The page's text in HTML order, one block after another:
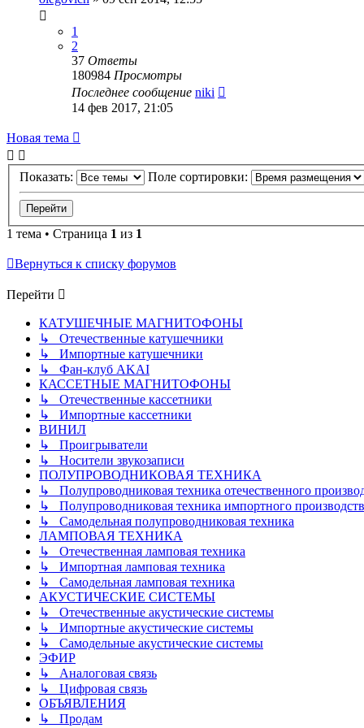
1
2
37 Ответы
180984 Просмотры
Последнее сообщение niki
14 фев 2017, 21:05
Новая тема
Показать: Поле сортировки:
1 тема • Страница 1 из 1
Вернуться к списку форумов
Перейти
КАТУШЕЧНЫЕ МАГНИТОФОНЫ
↳ Отечественные катушечники
↳ Импортные катушечники
↳ Фан-клуб AKAI
КАССЕТНЫЕ МАГНИТОФОНЫ
↳ Отечественные кассетники
↳ Импортные кассетники
ВИНИЛ
↳ Проигрыватели
↳ Носители звукозаписи
ПОЛУПРОВОДНИКОВАЯ ТЕХНИКА
↳ Полупроводниковая техника отечественного
↳ Полупроводниковая техника импортного
↳ Самодельная полупроводниковая техника
ЛАМПОВАЯ ТЕХНИКА
↳ Отечественная ламповая техника
↳ Импортная ламповая техника
↳ Самодельная ламповая техника
АКУСТИЧЕСКИЕ СИСТЕМЫ
↳ Отечественные акустические системы
↳ Импортные акустические системы
↳ Самодельные акустические системы
ЭФИР
↳ Аналоговая связь
↳ Цифровая связь
ОБЪЯВЛЕНИЯ
↳ Продам